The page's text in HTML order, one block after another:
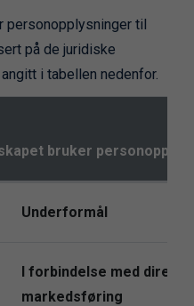
personopplysninger til
på de juridiske
i tabellen nedenfor.
bruker
Underformål
I forbindelse med direkte
markedsføring